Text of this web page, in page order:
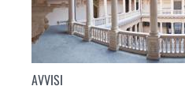
AVVISI